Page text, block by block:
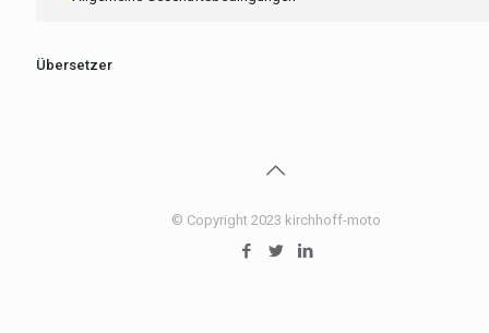
Übersetzer
© Copyright 2023 kirchhoff-moto